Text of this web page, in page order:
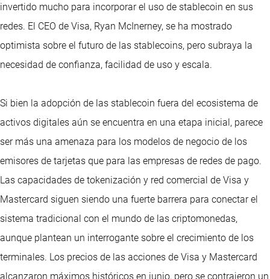
invertido mucho para incorporar el uso de stablecoin en sus
redes. El CEO de Visa, Ryan McInerney, se ha mostrado
optimista sobre el futuro de las stablecoins, pero subraya la
necesidad de confianza, facilidad de uso y escala.
Si bien la adopción de las stablecoin fuera del ecosistema de
activos digitales aún se encuentra en una etapa inicial, parece
ser más una amenaza para los modelos de negocio de los
emisores de tarjetas que para las empresas de redes de pago.
Las capacidades de tokenización y red comercial de Visa y
Mastercard siguen siendo una fuerte barrera para conectar el
sistema tradicional con el mundo de las criptomonedas,
aunque plantean un interrogante sobre el crecimiento de los
terminales. Los precios de las acciones de Visa y Mastercard
alcanzaron máximos históricos en junio, pero se contrajeron un